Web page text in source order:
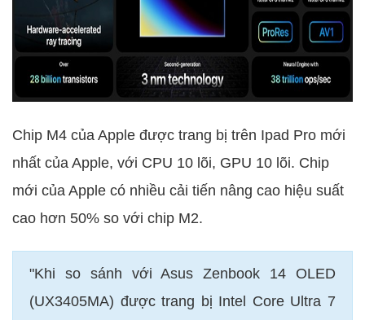
Chip M4 của Apple được trang bị trên Ipad Pro mới
nhất của Apple, với CPU 10 lõi, GPU 10 lõi. Chip
mới của Apple có nhiều cải tiến nâng cao hiệu suất
cao hơn 50% so với chip M2.
"Khi so sánh với Asus Zenbook 14 OLED
(UX3405MA) được trang bị Intel Core Ultra 7